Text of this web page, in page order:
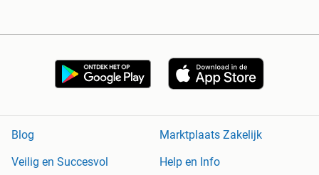
Blog
Marktplaats Zakelijk
Veilig en Succesvol
Help en Info